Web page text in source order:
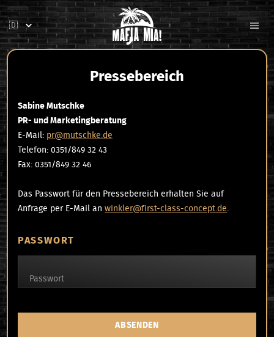
Pressebereich
Sabine Mutschke
PR- und Marketingberatung
E-Mail: pr@mutschke.de
Telefon: 0351/849 32 43
Fax: 0351/849 32 46
Das Passwort für den Pressebereich erhalten Sie auf
Anfrage per E-Mail anwinkler@first-class-concept.de.
PASSWORT
Passwort
ABSENDEN